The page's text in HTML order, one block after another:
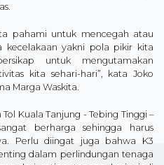
pahami untuk mencegah atau
kecelakaan yakni pola pikir kita
untuk mengutamakan
kita sehari-hari”, kata Joko
Marga Waskita.
Kuala Tanjung - Tebing Tinggi –
berharga sehingga harus
Perlu diingat juga bahwa K3
dalam perlindungan tenaga